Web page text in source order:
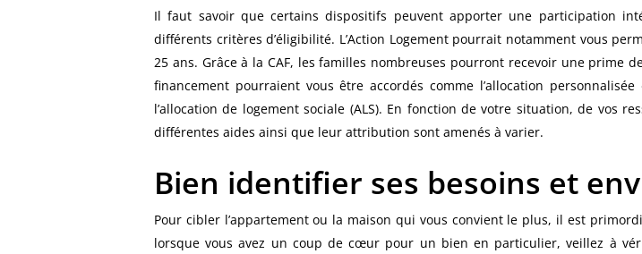
Il faut savoir que certains dispositifs peuvent apporter une participation
différents critères d’éligibilité. L’Action Logement pourrait notamment vous
25 ans. Grâce à la CAF, les familles nombreuses pourront recevoir une prime
financement pourraient vous être accordés comme l’allocation
l’allocation de logement sociale (ALS). En fonction de votre situation, de vos
différentes aides ainsi que leur attribution sont amenés à varier.
Bien identifier ses besoins et
Pour cibler l’appartement ou la maison qui vous convient le plus, il est
lorsque vous avez un coup de cœur pour un bien en particulier, veillez à